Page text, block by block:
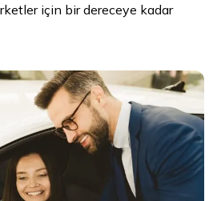
için bir dereceye kadar